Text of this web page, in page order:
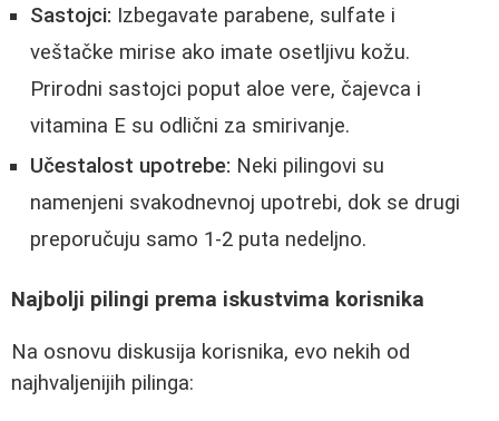
Sastojci: Izbegavate parabene, sulfate i
veštačke mirise ako imate osetljivu kožu.
Prirodni sastojci poput aloe vere, čajevca i
vitamina E su odlični za smirivanje.
Učestalost upotrebe: Neki pilingovi su
namenjeni svakodnevnoj upotrebi, dok se drugi
preporučuju samo 1-2 puta nedeljno.
Najbolji pilingi prema iskustvima korisnika
Na osnovu diskusija korisnika, evo nekih od
najhvaljenijih pilinga: